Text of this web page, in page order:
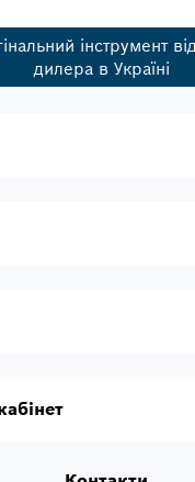
інструмент
дилера в Україні